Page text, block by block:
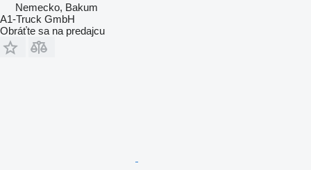
Nemecko, Bakum
A1-Truck GmbH
Obráťte sa na predajcu